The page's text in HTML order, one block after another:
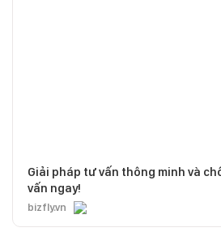
Giải pháp tư vấn thông minh và
vấn ngay!
bizfly.vn